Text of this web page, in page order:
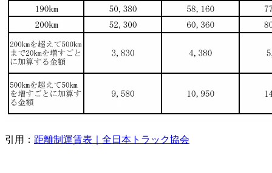
引用： 距離制運賃表｜全日本トラック協会